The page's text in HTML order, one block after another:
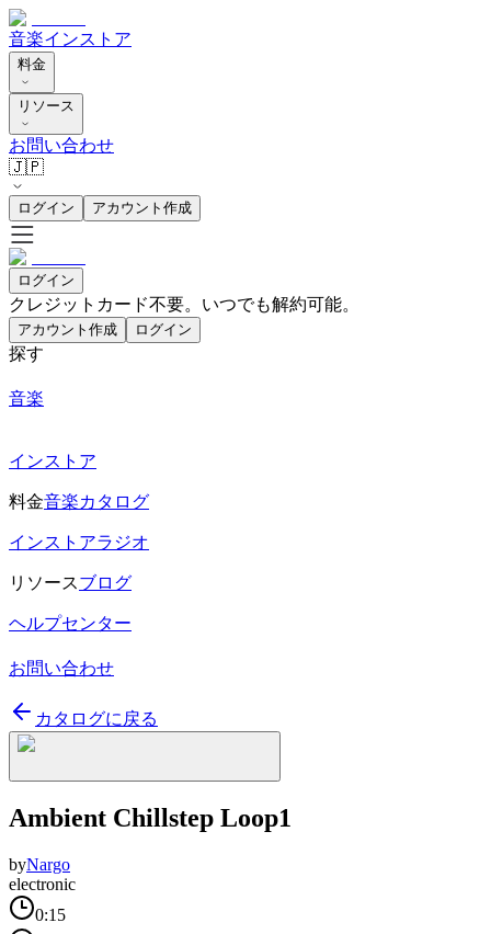
音楽インストア
料金
リソース
お問い合わせ
🇯🇵
ログイン アカウント作成
ログイン
クレジットカード不要。いつでも解約可能。
アカウント作成 ログイン
探す
音楽
インストア
料金音楽カタログ
インストアラジオ
リソースブログ
ヘルプセンター
お問い合わせ
カタログに戻る
Ambient Chillstep Loop1
byNargo
electronic
0:15